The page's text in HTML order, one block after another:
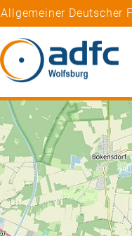
Allgemeiner Deutscher